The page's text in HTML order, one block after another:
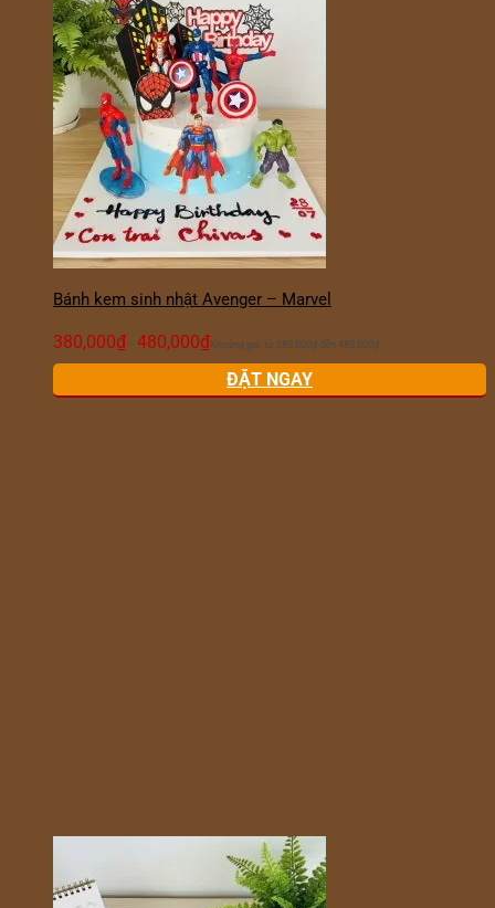
Bánh kem sinh nhật Avenger – Marvel
380,000₫ – 480,000₫ Khoảng giá: từ 380,000₫ đến 480,000₫
ĐẶT NGAY